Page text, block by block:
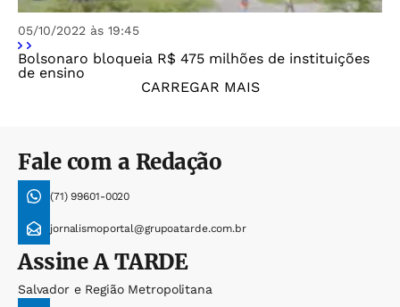
05/10/2022 às 19:45
Bolsonaro bloqueia R$ 475 milhões de instituições
de ensino
CARREGAR MAIS
Fale com a Redação
(71) 99601-0020
jornalismoportal@grupoatarde.com.br
AssineA TARDE
Salvador e Região Metropolitana